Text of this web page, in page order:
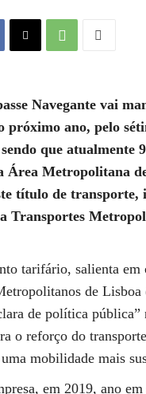
Navegante vai
próximo ano, pelo
que atualmente
Área Metropolitana
título de transporte,
Transportes
tarifário, salienta em
de
de política
o reforço do
mobilidade mais
em 2019, ano